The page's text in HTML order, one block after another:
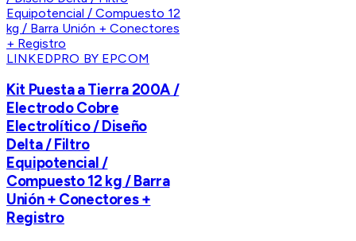
LINKEDPRO BY EPCOM
Kit Puesta a Tierra 200A /
Electrodo Cobre
Electrolítico / Diseño
Delta / Filtro
Equipotencial /
Compuesto 12 kg / Barra
Unión + Conectores +
Registro